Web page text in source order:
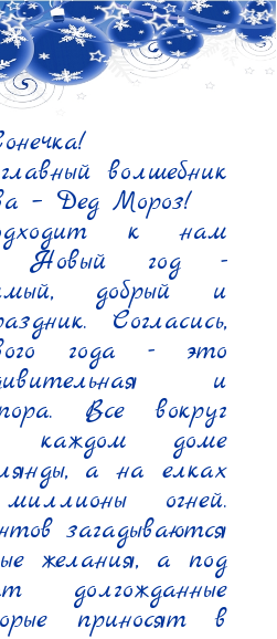
волшебник
– Дед Мороз!
к нам
Новый год -
добрый и
Согласись,
года - это
и
Все вокруг
каждом доме
а на елках
огней.
загадываются
желания, а под
долгожданные
приносят в